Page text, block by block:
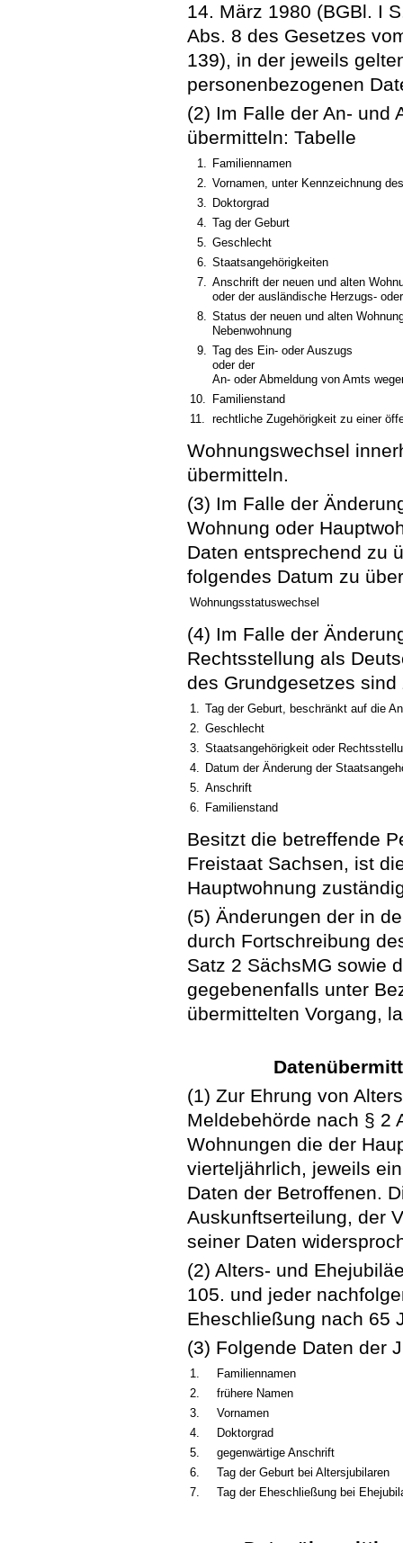
14. März 1980 (BGBl. I
Abs. 8 des Gesetzes
139), in der jeweils
personenbezogenen
(2) Im Falle der An- und
übermitteln: Tabelle
1. Familiennamen
2. Vornamen, unter Kennzeichnung
3. Doktorgrad
4. Tag der Geburt
5. Geschlecht
6. Staatsangehörigkeiten
7. Anschrift der neuen und alten
oder der ausländische Herzugs-
8. Status der neuen und alten
Nebenwohnung
9. Tag des Ein- oder Auszugs
oder der
An- oder Abmeldung von Amts
10.
Familienstand
11.
rechtliche Zugehörigkeit zu einer
Wohnungswechsel
übermitteln.
(3) Im Falle der
Wohnung oder
Daten entsprechend zu
folgendes Datum zu
Wohnungsstatuswechsel
(4) Im Falle der
Rechtsstellung als
des Grundgesetzes
1. Tag der Geburt, beschränkt auf die
2. Geschlecht
3. Staatsangehörigkeit oder
4. Datum der Änderung der
5. Anschrift
6. Familienstand
Besitzt die betreffende
Freistaat Sachsen, ist
Hauptwohnung
(5) Änderungen der in
durch Fortschreibung
Satz 2 SächsMG sowie
gegebenenfalls unter
übermittelten Vorgang,
(1) Zur Ehrung von
Meldebehörde nach § 2
Wohnungen die der
vierteljährlich, jeweils
Daten der Betroffenen.
Auskunftserteilung, der
seiner Daten
(2) Alters- und
105. und jeder
Eheschließung nach 65
(3) Folgende Daten der
1.
Familiennamen
2.
frühere Namen
3.
Vornamen
4.
Doktorgrad
5.
gegenwärtige Anschrift
6.
Tag der Geburt bei Altersjubilaren
7.
Tag der Eheschließung bei